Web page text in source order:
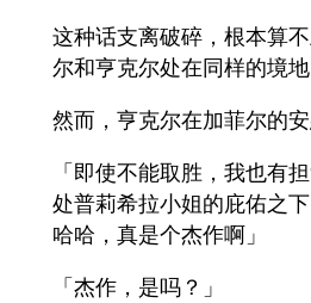
这种话支离破碎，根本算
尔和亨克尔处在同样的境地
然而，亨克尔在加菲尔的安
「即使不能取胜，我也有
处普莉希拉小姐的庇佑之
哈哈，真是个杰作啊」
「杰作，是吗？」